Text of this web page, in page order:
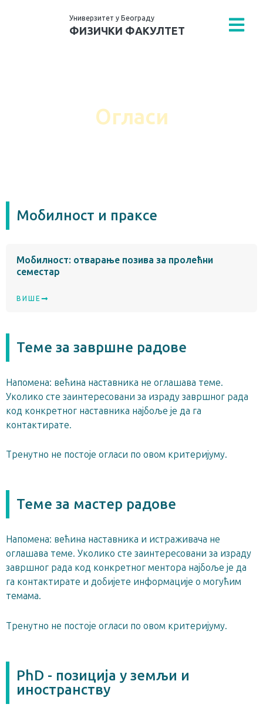
Универзитет у Београду
ФИЗИЧКИ ФАКУЛТЕТ
Огласи
Мобилност и праксе
Мобилност: отварање позива за пролећни
семестар
ВИШЕ
Теме за завршне радове
Напомена: већина наставника не оглашава теме.
Уколико сте заинтересовани за израду завршног рада
код конкретног наставника најбоље је да га
контактирате.
Тренутно не постоје огласи по овом критеријуму.
Теме за мастер радове
Напомена: већина наставника и истраживача не
оглашава теме. Уколико сте заинтересовани за израду
завршног рада код конкретног ментора најбоље је да
га контактирате и добијете информације о могућим
темама.
Тренутно не постоје огласи по овом критеријуму.
PhD - позиција у земљи и
иностранству